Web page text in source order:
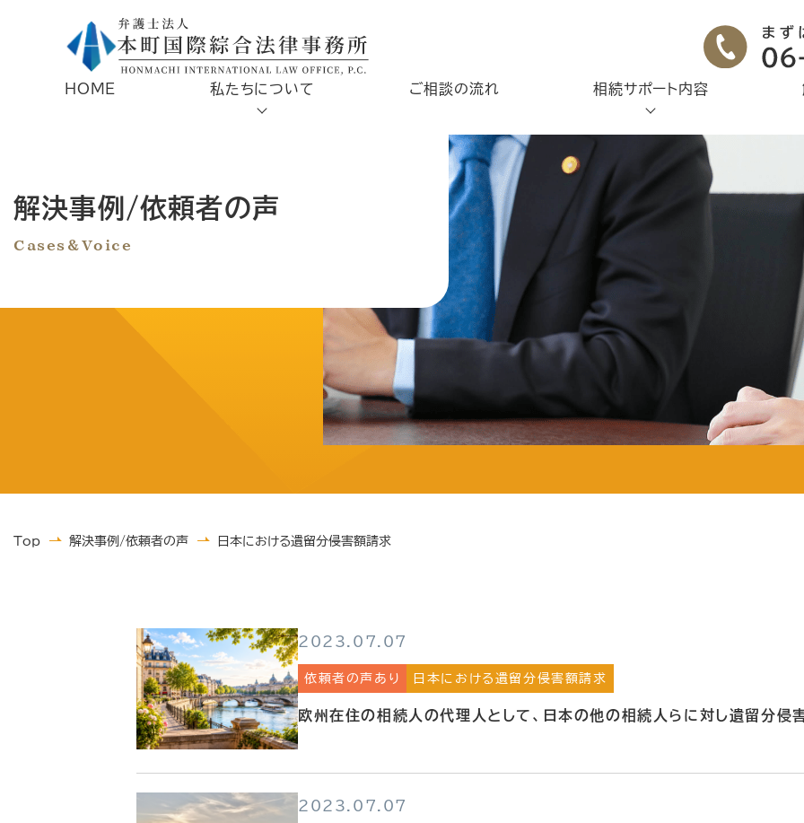
HOME 私たちについて ご相談の流れ 相続サポート内容
解決事例/依頼者の声
Cases＆Voice
Top 解決事例/依頼者の声 日本における遺留分侵害額請求
2023.07.07
依頼者の声あり 日本における遺留分侵害額請求
欧州在住の相続人の代理人として、日本の他の相続人らに対し遺留分侵
2023.07.07